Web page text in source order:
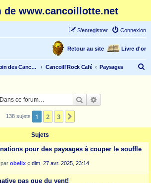
de www.cancoillotte.net
Connexion
S’enregistrer
Livre d'or
Retour au site
Le coin des Cancoillonautes Cancoill'Rock Café Paysages
r
Rechercher
138 sujets 1 2 3
Sujets
pour des paysages à couper le souffle
obelix « dim. 27 avr. 2025, 23:14
pas que du vent!